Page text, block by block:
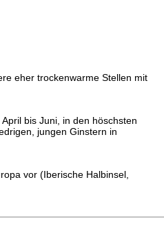
eher trockenwarme Stellen mit
bis Juni, in den höschsten
jungen Ginstern in
vor (Iberische Halbinsel,